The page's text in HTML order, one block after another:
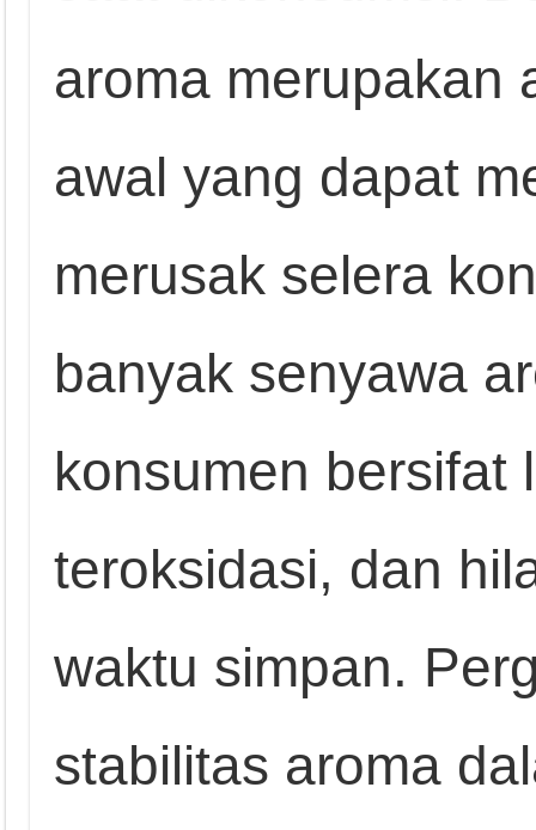
aroma merupakan
awal yang dapat
merusak selera
banyak senyawa
konsumen bersifat
teroksidasi, dan
waktu simpan.
stabilitas aroma